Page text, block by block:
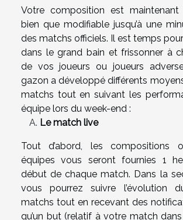
Votre composition est maintenant
bien que modifiable jusqu’à une
des matchs officiels. Il est temps
dans le grand bain et frissonner à
de vos joueurs ou joueurs
gazon a développé différents
matchs tout en suivant les
équipe lors du week-end :
Le match live
Tout d’abord, les compositions
équipes vous seront fournies 1
début de chaque match. Dans la
vous pourrez suivre l’évolution
matchs tout en recevant des
qu’un but (relatif à votre match